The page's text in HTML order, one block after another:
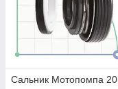
Сальник Мотопомпа 20